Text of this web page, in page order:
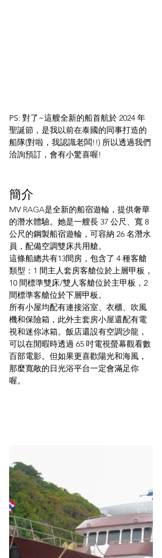
PS: 對了~這艘全新的船首航於 2024 年
聖誕節，是我以前在泰國的同事打造的
船隊(對啦，我認識老闆!!) 所以透過我們
洽詢預訂，會有小驚喜喔!
簡介
MV RAGA是全新的船宿遊輪，提供奢華
的潛水體驗。她是一艘長 37 公尺、寬 8
公尺的鋼製船宿遊輪，可容納 26 名潛水
員，配備空調雙床共用艙。
這條船總共有13間房，包含了 4 種客艙
類型：1 間主人套房客艙位於上層甲板，
10 間標準雙床/雙人客艙位於主甲板，2
間標準客艙位於下層甲板。
所有小屋均配有連接浴室、衣櫃、吹風
機和保險箱，此外主套房小屋還配有電
視和迷你冰箱。飯店還設有空調沙龍，
可以在閒暇時透過 65 吋電視螢幕觀看數
百部電影。但如果更喜歡陽光和海風，
那麼寬敞的日光浴平台一定會滿足你
喔。